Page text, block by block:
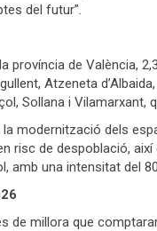
del futur”.
província de València,
Atzeneta
Sollana i Vilamarxant,
la modernització dels
risc de despoblació,
amb una intensitat del
de millora que